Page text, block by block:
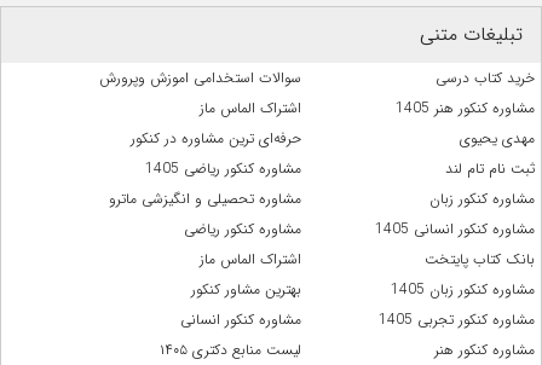
تبلیغات متنی
خرید کتاب درسی
سوالات استخدامی اموزش وپرورش
مشاوره کنکور هنر 1405
اشتراک الماس ماز
مهدی یحیوی
حرفه‌ای ترین مشاوره در کنکور
ثبت نام تام لند
مشاوره کنکور ریاضی 1405
مشاوره کنکور زبان
مشاوره تحصیلی و انگیزشی ماترو
مشاوره کنکور انسانی 1405
مشاوره کنکور ریاضی
بانک کتاب پایتخت
اشتراک الماس ماز
مشاوره کنکور زبان 1405
بهترین مشاور کنکور
مشاوره کنکور تجربی 1405
مشاوره کنکور انسانی
مشاوره کنکور هنر
لیست منابع دکتری ۱۴۰۵